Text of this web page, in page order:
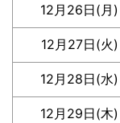
12月26日(月)
12月27日(火)
12月28日(水)
12月29日(木)